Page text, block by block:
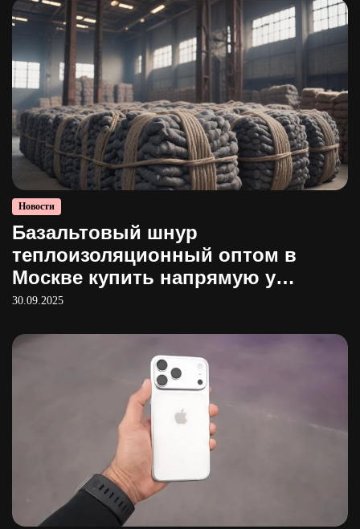
Новости
Базальтовый шнур
теплоизоляционный оптом в
Москве купить напрямую у
производителя
30.09.2025